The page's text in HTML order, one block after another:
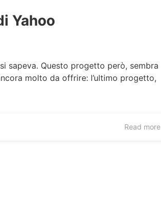
Yahoo
sapeva. Questo progetto però, sembra
molto da offrire: l’ultimo progetto,
Read more